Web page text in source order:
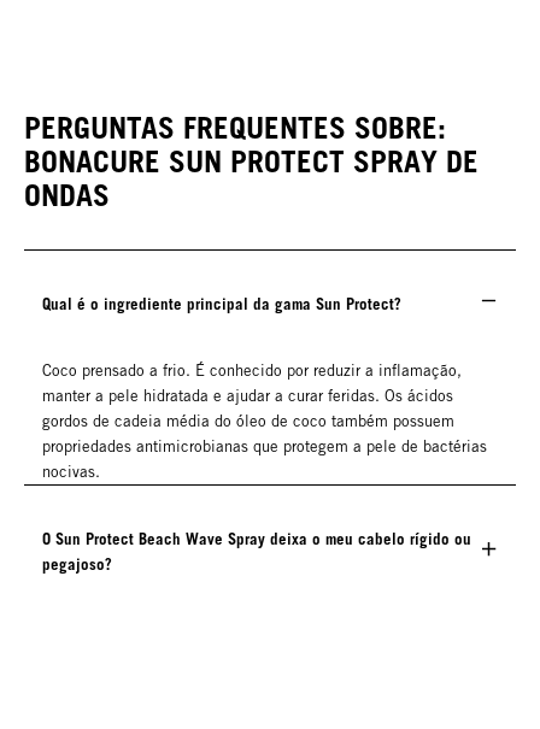
PERGUNTAS FREQUENTES SOBRE:
BONACURE SUN PROTECT SPRAY DE
ONDAS
Qual é o ingrediente principal da gama Sun Protect?
Coco prensado a frio. É conhecido por reduzir a inflamação,
manter a pele hidratada e ajudar a curar feridas. Os ácidos
gordos de cadeia média do óleo de coco também possuem
propriedades antimicrobianas que protegem a pele de bactérias
nocivas.
O Sun Protect Beach Wave Spray deixa o meu cabelo rígido ou
pegajoso?